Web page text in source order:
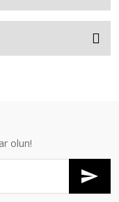
olun!